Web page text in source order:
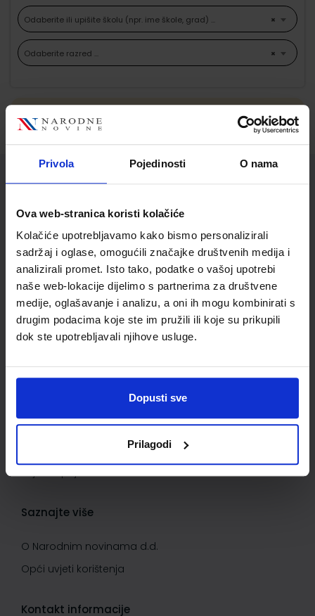
Privola Pojedinosti O nama
Ova web-stranica koristi kolačiće
Kolačiće upotrebljavamo kako bismo personalizirali
sadržaj i oglase, omogućili značajke društvenih medija i
analizirali promet. Isto tako, podatke o vašoj upotrebi
naše web-lokacije dijelimo s partnerima za društvene
medije, oglašavanje i analizu, a oni ih mogu kombinirati s
drugim podacima koje ste im pružili ili koje su prikupili
dok ste upotrebljavali njihove usluge.
Dopusti sve
Prilagodi
×
Odaberite ili upišite školu (npr. ime škole, grad) ...
×
Odaberite razred ...
odgovaraju Vašem odabiru.
Služba za korisnike
Korisnički račun
Status/Povijest narudžbi
Informacije o dostavi
Povrat proizvoda i reklamacije
Kontaktirajte nas
Kako kupovati
Privatnost i sigurnost podataka
Uvjeti kupnje
Saznajte više
O Narodnim novinama d.d.
Opći uvjeti korištenja
Kontakt informacije